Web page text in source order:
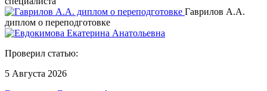
Гаврилов А.А.
диплом о переподготовке
Проверил статью:
5 Августа 2026